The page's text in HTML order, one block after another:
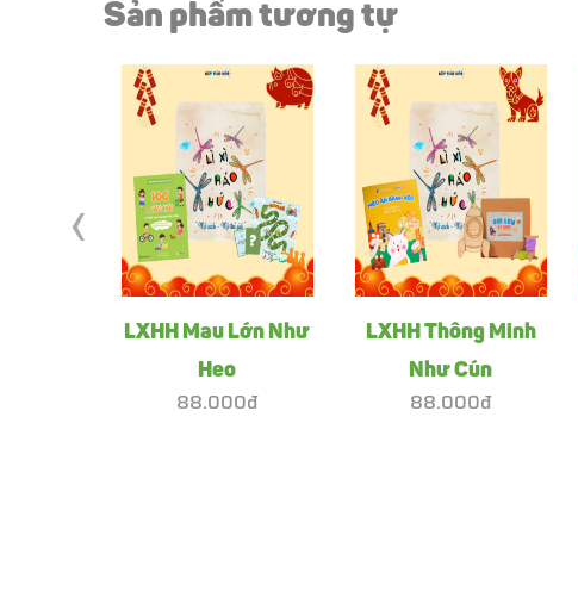
Sản phẩm tương tự
LXHH Mau Lớn Như
Heo
88.000đ
LXHH Thông Minh
Như Cún
88.000đ
‹